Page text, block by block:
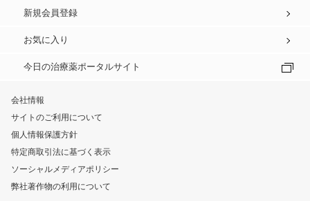
新規会員登録
お気に入り
今日の治療薬ポータルサイト
会社情報
サイトのご利用について
個人情報保護方針
特定商取引法に基づく表示
ソーシャルメディアポリシー
弊社著作物の利用について